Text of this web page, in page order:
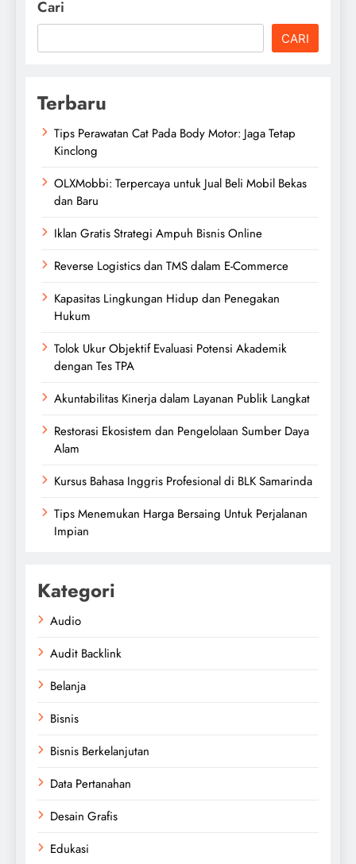
Cari
CARI
Terbaru
Tips Perawatan Cat Pada Body Motor: Jaga Tetap
Kinclong
OLXMobbi: Terpercaya untuk Jual Beli Mobil Bekas
dan Baru
Iklan Gratis Strategi Ampuh Bisnis Online
Reverse Logistics dan TMS dalam E-Commerce
Kapasitas Lingkungan Hidup dan Penegakan
Hukum
Tolok Ukur Objektif Evaluasi Potensi Akademik
dengan Tes TPA
Akuntabilitas Kinerja dalam Layanan Publik Langkat
Restorasi Ekosistem dan Pengelolaan Sumber Daya
Alam
Kursus Bahasa Inggris Profesional di BLK Samarinda
Tips Menemukan Harga Bersaing Untuk Perjalanan
Impian
Kategori
Audio
Audit Backlink
Belanja
Bisnis
Bisnis Berkelanjutan
Data Pertanahan
Desain Grafis
Edukasi